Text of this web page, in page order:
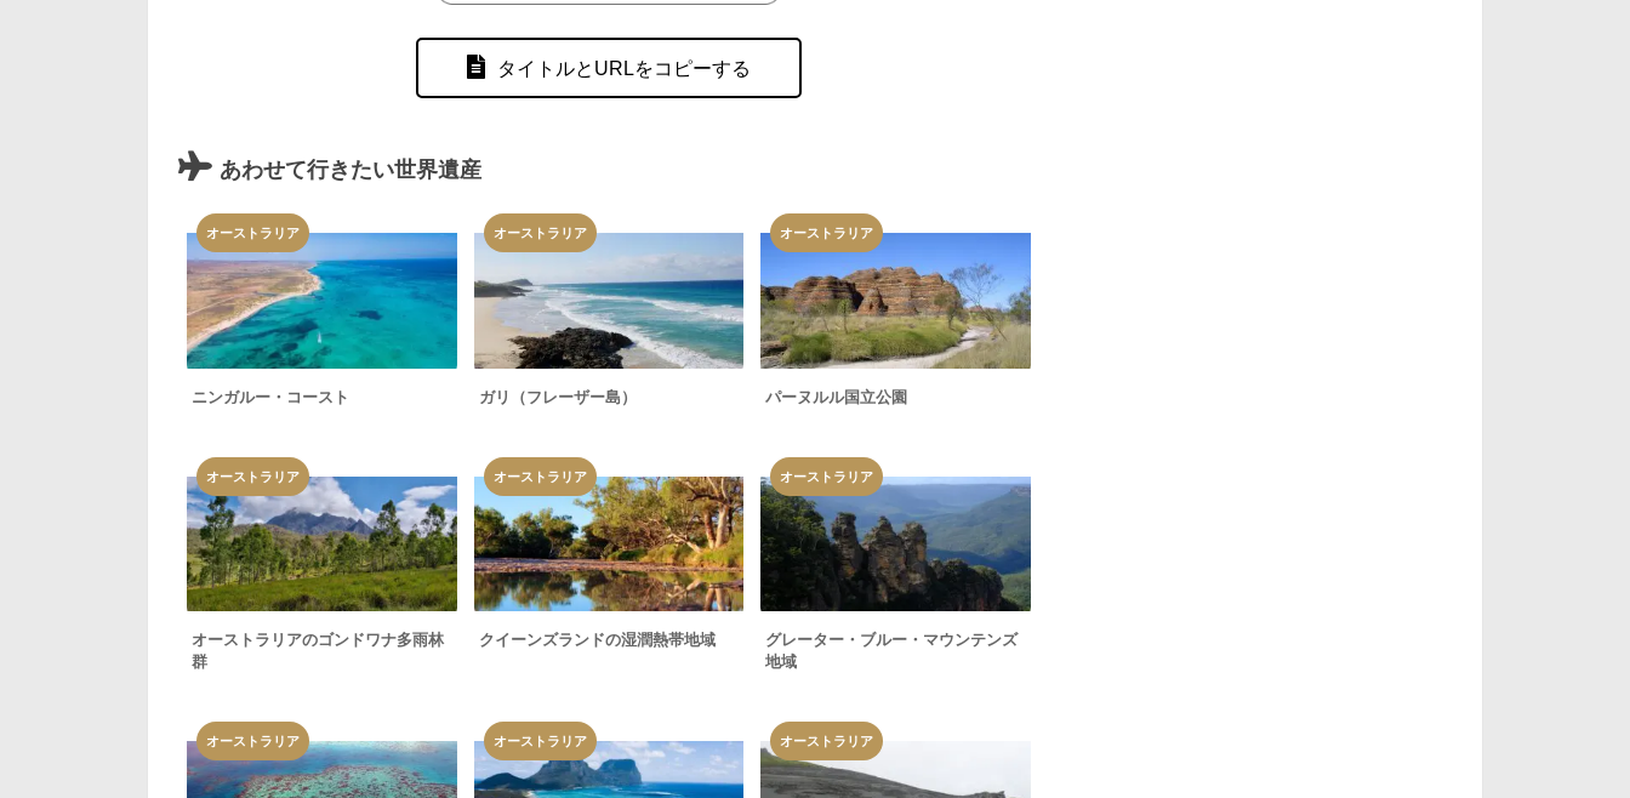
タイトルとURLをコピーする
あわせて行きたい世界遺産
オーストラリア
ニンガルー・コースト
オーストラリア
ガリ（フレーザー島）
オーストラリア
パーヌルル国立公園
オーストラリア
オーストラリアのゴンドワナ多雨林
群
オーストラリア
クイーンズランドの湿潤熱帯地域
オーストラリア
グレーター・ブルー・マウンテンズ
地域
オーストラリア オーストラリア オーストラリア